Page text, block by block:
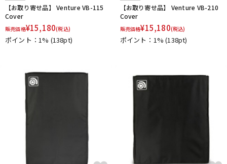
【お取り寄せ品】 Venture VB-115
Cover
販売価格¥15,180(税込)
ポイント：1% (138pt)
【お取り寄せ品】 Venture VB-210
Cover
販売価格¥15,180(税込)
ポイント：1%(138pt)